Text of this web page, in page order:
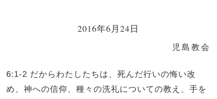
2016年6月24日
児島教会
6:1‐2 だからわたしたちは、死んだ行いの悔い改
め、神への信仰、種々の洗礼についての教え、手を